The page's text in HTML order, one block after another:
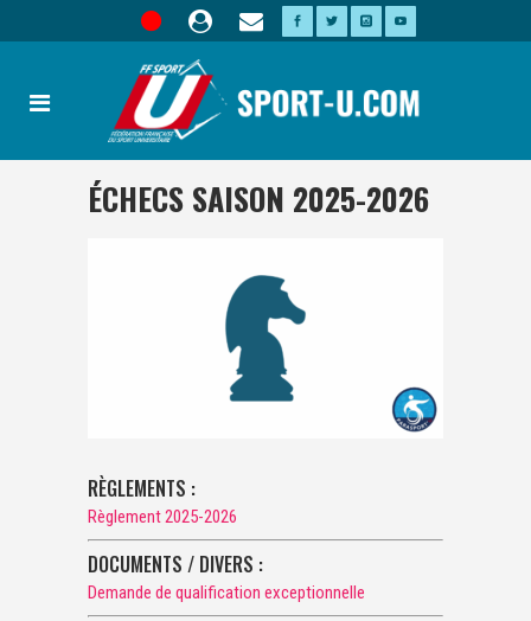
ÉCHECS SAISON 2025-2026
RÈGLEMENTS :
Règlement 2025-2026
DOCUMENTS / DIVERS :
Demande de qualification exceptionnelle